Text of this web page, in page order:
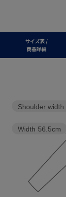
サイズ表 /
商品詳細
Width 56.5cm
Shoulder width